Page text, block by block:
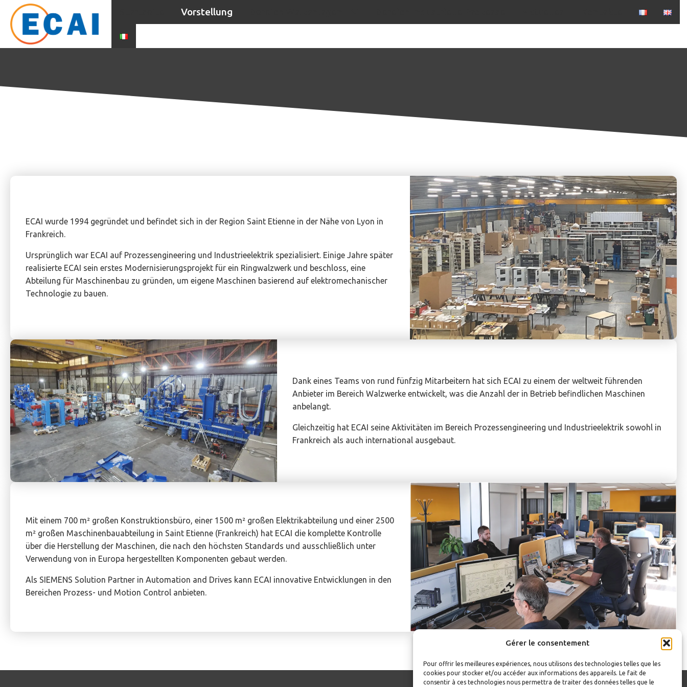
Gérer le consentement
Pour offrir les meilleures expériences, nous utilisons des technologies telles que les
cookies pour stocker et/ou accéder aux informations des appareils. Le fait de
consentir à ces technologies nous permettra de traiter des données telles que le
Vorstellung
ECAI wurde 1994 gegründet und befindet sich in der Region Saint Etienne in der Nähe von Lyon in
Frankreich.
Ursprünglich war ECAI auf Prozessengineering und Industrieelektrik spezialisiert. Einige Jahre später
realisierte ECAI sein erstes Modernisierungsprojekt für ein Ringwalzwerk und beschloss, eine
Abteilung für Maschinenbau zu gründen, um eigene Maschinen basierend auf elektromechanischer
Technologie zu bauen.
Dank eines Teams von rund fünfzig Mitarbeitern hat sich ECAI zu einem der weltweit führenden
Anbieter im Bereich Walzwerke entwickelt, was die Anzahl der in Betrieb befindlichen Maschinen
anbelangt.
Gleichzeitig hat ECAI seine Aktivitäten im Bereich Prozessengineering und Industrieelektrik sowohl in
Frankreich als auch international ausgebaut.
Mit einem 700 m² großen Konstruktionsbüro, einer 1500 m² großen Elektrikabteilung und einer 2500
m² großen Maschinenbauabteilung in Saint Etienne (Frankreich) hat ECAI die komplette Kontrolle
über die Herstellung der Maschinen, die nach den höchsten Standards und ausschließlich unter
Verwendung von in Europa hergestellten Komponenten gebaut werden.
Als SIEMENS Solution Partner in Automation and Drives kann ECAI innovative Entwicklungen in den
Bereichen Prozess- und Motion Control anbieten.